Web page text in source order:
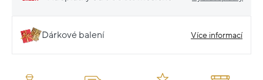
Dárkové balení Více informací